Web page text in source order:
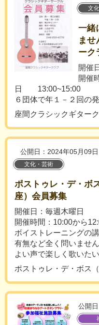
文
一緒
ま
ーク
開催
開催
日 13:00~15:00
６団体で年１－２回の
座間クラシックギター
公開日：2024年05月09日
文化・芸術
ポストゥレ・デ・ボ
座）会員募集
開催日：毎週木曜日
開催時間：10:00から
ボイストレーニングの
有無など全く問いません
よい声で楽しく歌いた
ポストゥレ・デ・ボス
公開